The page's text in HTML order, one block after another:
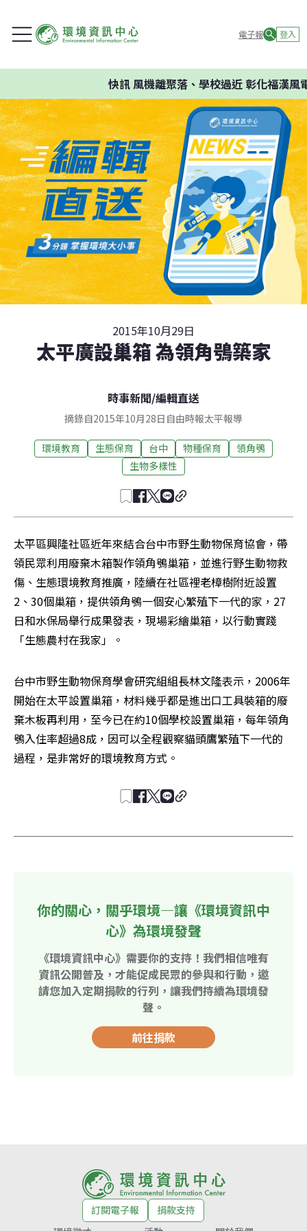
電子報 登入
快訊風機離聚落、學校過近 彰化福漢風
2015年10月29日
太平廣設巢箱 為領角鴞築家
時事新聞/編輯直送
摘錄自2015年10月28日自由時報太平報導
環境教育 生態保育 台中 物種保育
領角鴞
生物多樣性
太平區興隆社區近年來結合台中市野生動物保育協會，帶
領民眾利用廢棄木箱製作領角鴞巢箱，並進行野生動物救
傷、生態環境教育推廣，陸續在社區裡老樟樹附近設置
2、30個巢箱，提供領角鴞一個安心繁殖下一代的家，27
日和水保局舉行成果發表，現場彩繪巢箱，以行動實踐
「生態農村在我家」。
台中市野生動物保育學會研究組組長林文隆表示，2006年
開始在太平設置巢箱，材料幾乎都是進出口工具裝箱的廢
棄木板再利用，至今已在約10個學校設置巢箱，每年領角
鴞入住率超過8成，因可以全程觀察貓頭鷹繁殖下一代的
過程，是非常好的環境教育方式。
你的關心，關乎環境—讓《環境資訊中
心》為環境發聲
《環境資訊中心》需要你的支持！我們相信唯有
資訊公開普及，才能促成民眾的參與和行動，邀
請您加入定期捐款的行列，讓我們持續為環境發
聲。
前往捐款
訂閱電子報
捐款支持